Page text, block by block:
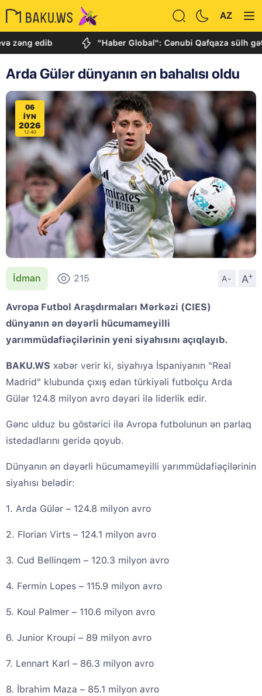
AZ
edib "Haber Global": Cənubi Qafqaza sülh gətirən
Arda Gülər dünyanın ən bahalısı oldu
06
IYN
2026
12:40
İdman 215 A- A
+
Avropa Futbol Araşdırmaları Mərkəzi (CIES)
dünyanın ən dəyərli hücumameyilli
yarımmüdafiəçilərinin yeni siyahısını açıqlayıb.
BAKU.WS xəbər verir ki, siyahıya İspaniyanın "Real
Madrid" klubunda çıxış edən türkiyəli futbolçu Arda
Gülər 124.8 milyon avro dəyəri ilə liderlik edir.
Gənc ulduz bu göstərici ilə Avropa futbolunun ən parlaq
istedadlarını geridə qoyub.
Dünyanın ən dəyərli hücumameyilli yarımmüdafiəçilərinin
siyahısı belədir:
1. Arda Gülər – 124.8 milyon avro
2. Florian Virts – 124.1 milyon avro
3. Cud Bellinqem – 120.3 milyon avro
4. Fermin Lopes – 115.9 milyon avro
5. Koul Palmer – 110.6 milyon avro
6. Junior Kroupi – 89 milyon avro
7. Lennart Karl – 86.3 milyon avro
8. İbrahim Maza – 85.1 milyon avro